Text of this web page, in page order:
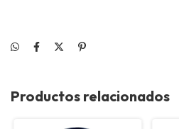
Productos relacionados